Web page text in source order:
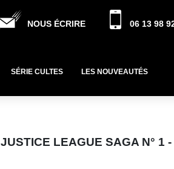
NOUS ÉCRIRE 06 13 98
SÉRIE CULTES LES NOUVEAUTÉS
JUSTICE LEAGUE SAGA N° 1